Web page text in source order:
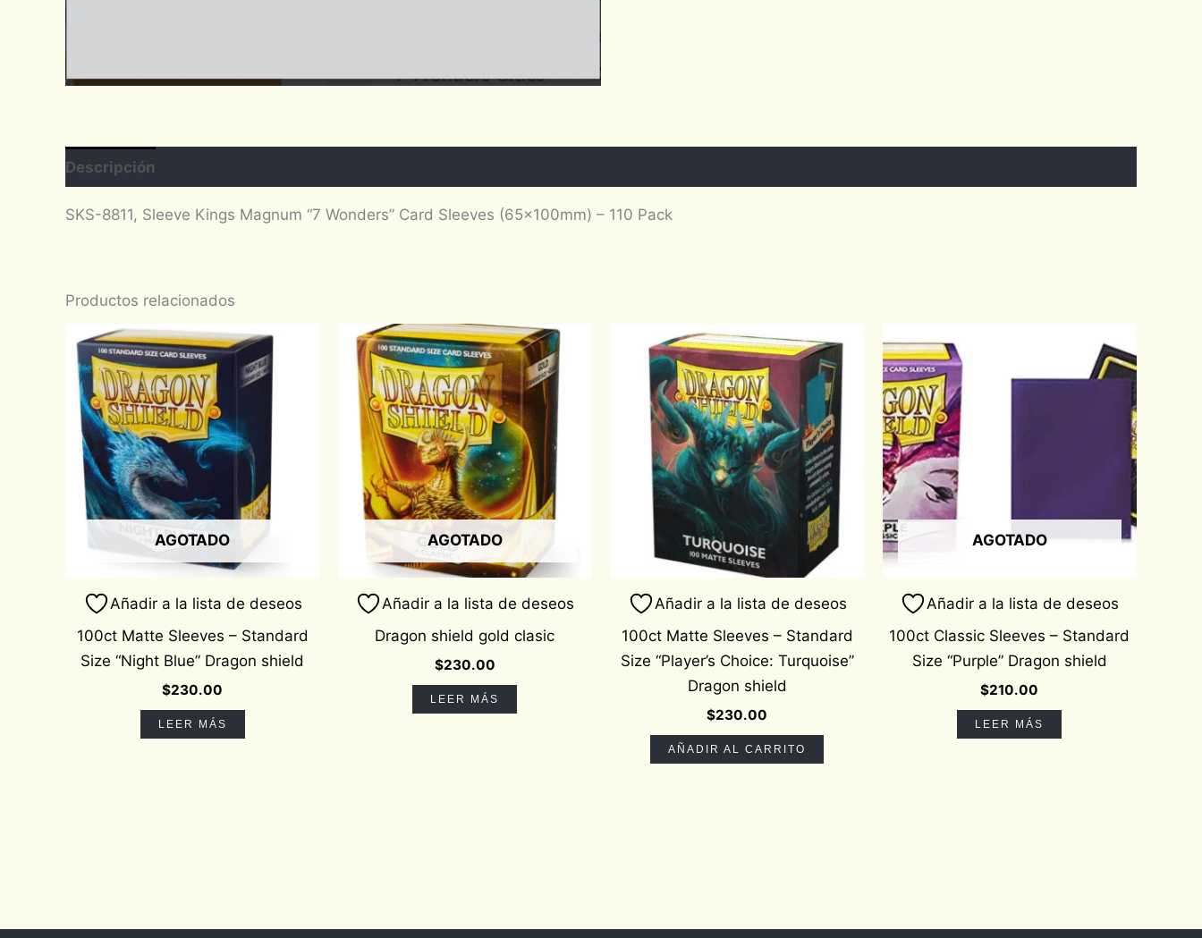
Descripción
SKS-8811, Sleeve Kings Magnum “7 Wonders” Card Sleeves (65x100mm) – 110 Pack
Productos relacionados
AGOTADO
Añadir a la lista de deseos
100ct Matte Sleeves – Standard
Size “Night Blue” Dragon shield
$230.00
LEER MÁS
AGOTADO
Añadir a la lista de deseos
Dragon shield gold clasic
$230.00
LEER MÁS
Añadir a la lista de deseos
100ct Matte Sleeves – Standard
Size “Player’s Choice: Turquoise”
Dragon shield
$230.00
AÑADIR AL CARRITO
AGOTADO
Añadir a la lista de deseos
100ct Classic Sleeves – Standard
Size “Purple” Dragon shield
$210.00
LEER MÁS